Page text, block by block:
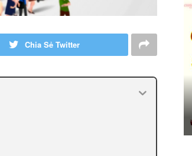
Chia Sẻ Twitter